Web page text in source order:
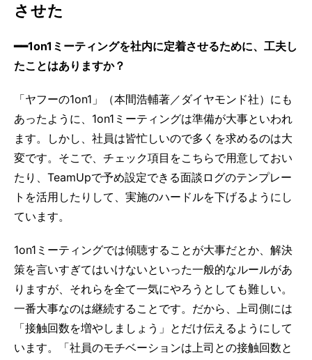
させた
━━1on1ミーティングを社内に定着させるために、工夫し
たことはありますか？
「ヤフーの1on1」（本間浩輔著／ダイヤモンド社）にも
あったように、1on1ミーティングは準備が大事といわれ
ます。しかし、社員は皆忙しいので多くを求めるのは大
変です。そこで、チェック項目をこちらで用意しておい
たり、TeamUpで予め設定できる面談ログのテンプレー
トを活用したりして、実施のハードルを下げるようにし
ています。
1on1ミーティングでは傾聴することが大事だとか、解決
策を言いすぎてはいけないといった一般的なルールがあ
りますが、それらを全て一気にやろうとしても難しい。
一番大事なのは継続することです。だから、上司側には
「接触回数を増やしましょう」とだけ伝えるようにして
います。「社員のモチベーションは上司との接触回数と